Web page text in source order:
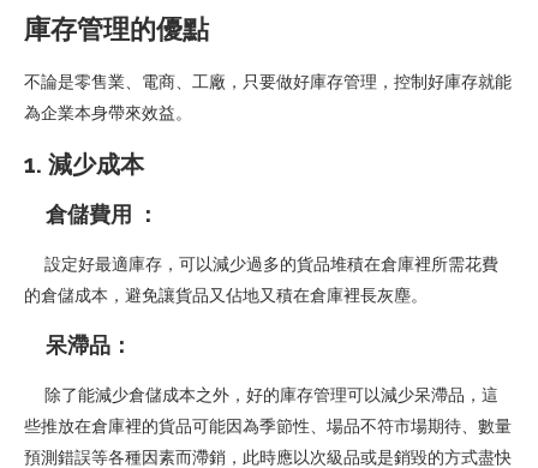
庫存管理的優點
不論是零售業、電商、工廠，只要做好庫存管理，控制好庫存就能
為企業本身帶來效益。
1. 減少成本
倉儲費用 ：
設定好最適庫存，可以減少過多的貨品堆積在倉庫裡所需花費
的倉儲成本，避免讓貨品又佔地又積在倉庫裡長灰塵。
呆滯品：
除了能減少倉儲成本之外，好的庫存管理可以減少呆滯品，這
些推放在倉庫裡的貨品可能因為季節性、場品不符市場期待、數量
預測錯誤等各種因素而滯銷，此時應以次級品或是銷毀的方式盡快